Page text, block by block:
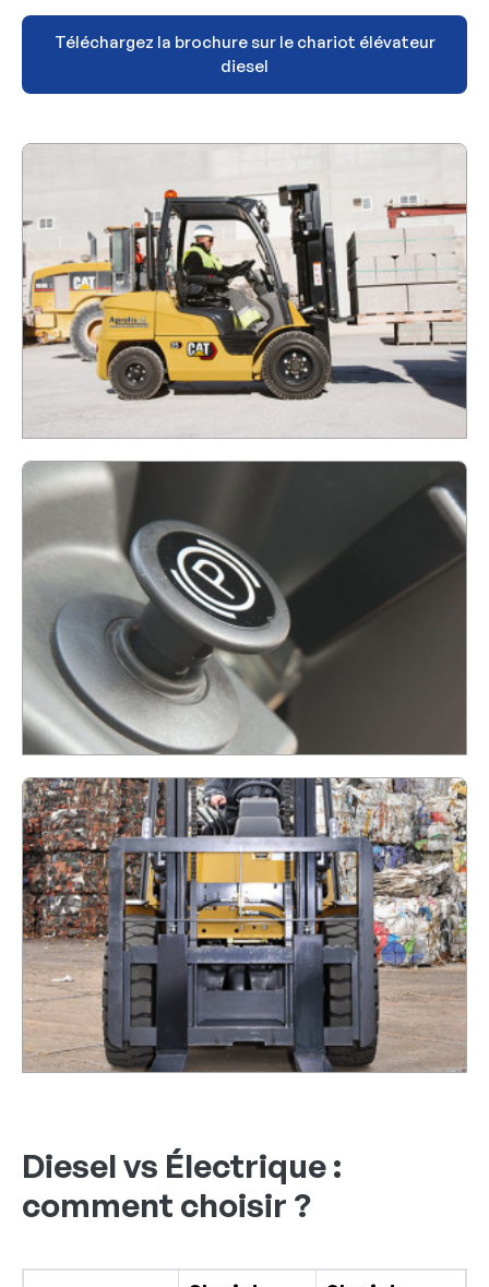
Téléchargez la brochure sur le chariot élévateur
diesel
Diesel vs Électrique :
comment choisir ?